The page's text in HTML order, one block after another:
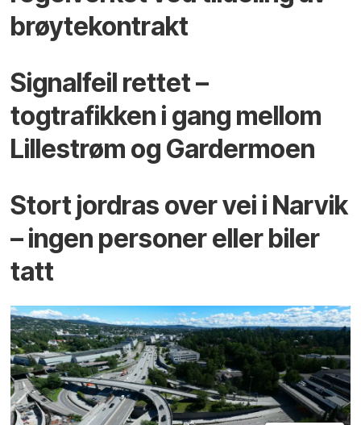
brøytekontrakt
Signalfeil rettet –
togtrafikken i gang mellom
Lillestrøm og Gardermoen
Stort jordras over vei i Narvik
– ingen personer eller biler
tatt